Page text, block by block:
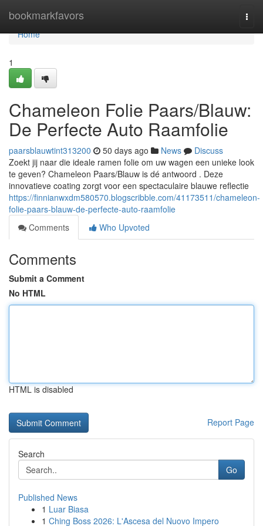
bookmarkfavors
Home
Home
1
Chameleon Folie Paars/Blauw:
De Perfecte Auto Raamfolie
paarsblauwtint313200 50 days ago News
Discuss
Zoekt jij naar die ideale ramen folie om uw wagen een unieke look
te geven? Chameleon Paars/Blauw is dé antwoord . Deze
innovatieve coating zorgt voor een spectaculaire blauwe reflectie
https://finnianwxdm580570.blogscribble.com/41173511/chameleon-
folie-paars-blauw-de-perfecte-auto-raamfolie
Comments
Who Upvoted
Comments
Submit a Comment
No HTML
HTML is disabled
Report Page
Search
Go
Published News
1 Luar Biasa
1 Ching Boss 2026: L'Ascesa del Nuovo Impero